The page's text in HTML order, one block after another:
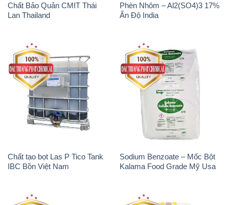
Chất Bảo Quản CMIT Thái
Lan Thailand
Phèn Nhôm – Al2(SO4)3 17%
Ấn Độ India
Chất tạo bọt Las P Tico Tank
IBC Bồn Việt Nam
Sodium Benzoate – Mốc Bột
Kalama Food Grade Mỹ Usa